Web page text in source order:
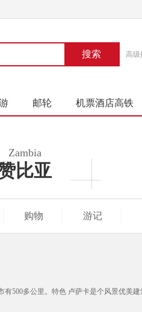
搜索 高级
邮轮 机票酒店高铁
Zambia
比亚
购物 游记
有500多公里。特色 卢萨卡是个风景优美建